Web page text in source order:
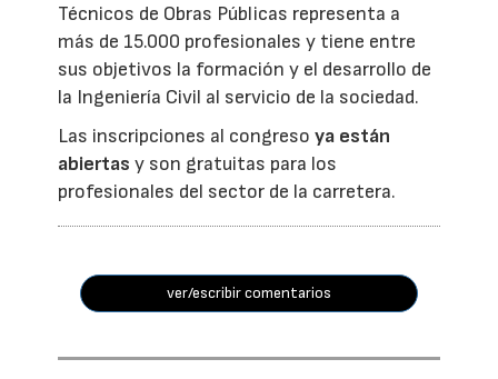
Técnicos de Obras Públicas representa a
más de 15.000 profesionales y tiene entre
sus objetivos la formación y el desarrollo de
la Ingeniería Civil al servicio de la sociedad.
Las inscripciones al congresoya están
abiertas y son gratuitas para los
profesionales del sector de la carretera.
ver/escribir comentarios